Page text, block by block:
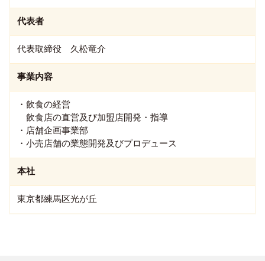
代表者
代表取締役 久松竜介
事業内容
・飲食の経営
飲食店の直営及び加盟店開発・指導
・店舗企画事業部
・小売店舗の業態開発及びプロデュース
本社
東京都練馬区光が丘